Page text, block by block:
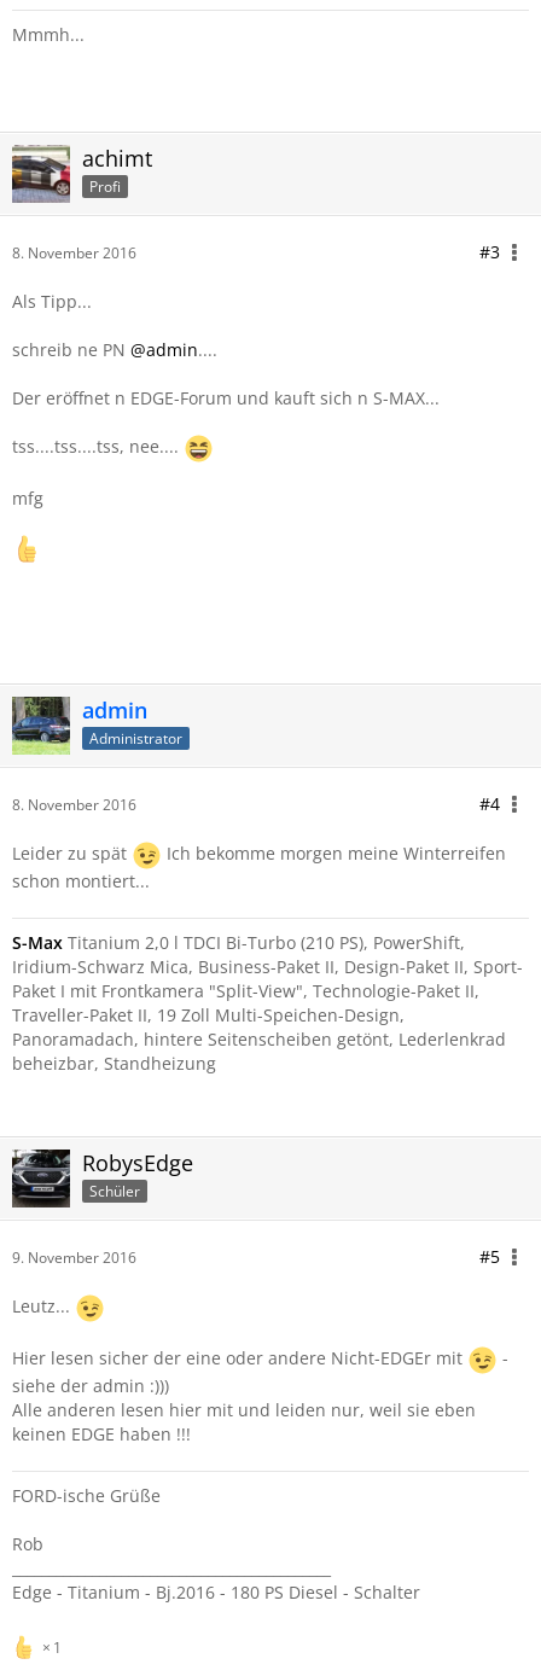
Mmmh...
achimt
Profi
8. November 2016 #3
Als Tipp...
schreib ne PN @admin....
Der eröffnet n EDGE-Forum und kauft sich n S-MAX...
tss....tss....tss, nee....
mfg
admin
Administrator
8. November 2016 #4
Leider zu spät
Ich bekomme morgen meine Winterreifen
schon montiert...
S-Max Titanium 2,0 l TDCI Bi-Turbo (210 PS), PowerShift,
Iridium-Schwarz Mica, Business-Paket II, Design-Paket II, Sport-
Paket I mit Frontkamera "Split-View", Technologie-Paket II,
Traveller-Paket II, 19 Zoll Multi-Speichen-Design,
Panoramadach, hintere Seitenscheiben getönt, Lederlenkrad
beheizbar, Standheizung
RobysEdge
Schüler
9. November 2016 #5
Leutz...
Hier lesen sicher der eine oder andere Nicht-EDGEr mit
-
siehe der admin :)))
Alle anderen lesen hier mit und leiden nur, weil sie eben
keinen EDGE haben !!!
FORD-ische Grüße
Rob
Edge - Titanium - Bj.2016 - 180 PS Diesel - Schalter
1